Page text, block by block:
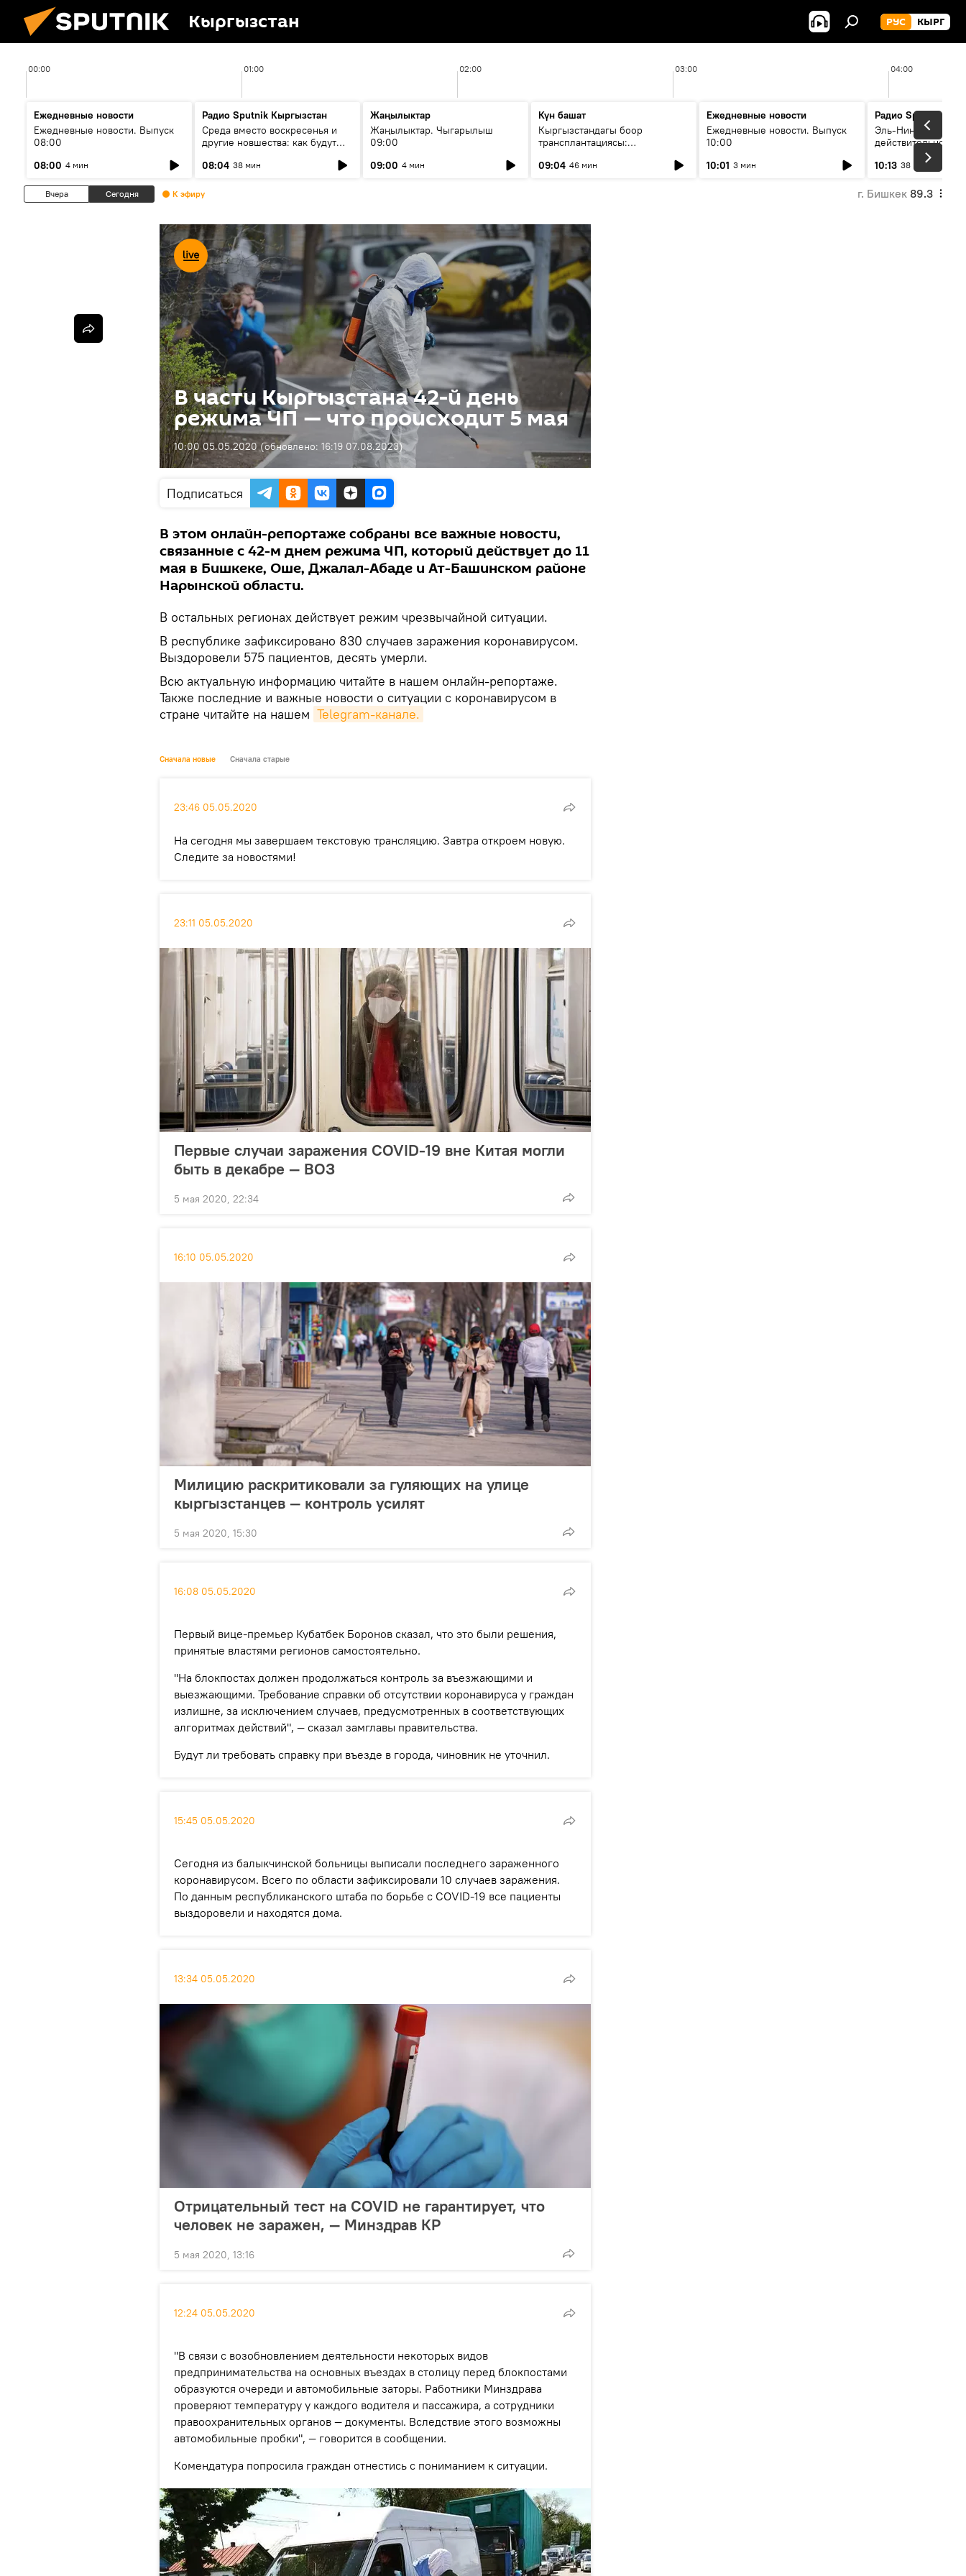
Кыргызстан РУС КЫРГ
00:00 01:00 02:00 03:00 04:00
Ежедневные новости
Ежедневные новости. Выпуск
08:00
08:00 4 мин
Радио Sputnik Кыргызстан
Среда вместо воскресенья и
другие новшества: как будут
08:04 38 мин
Жаңылыктар
Жаңылыктар. Чыгарылыш
09:00
09:00 4 мин
Күн башат
Кыргызстандагы боор
трансплантациясы:
келечеги
09:04 46 мин
Ежедневные новости
Ежедневные новости. Выпуск
10:00
10:01 3 мин
Радио Sputnik
Эль-Ниньо, жара и
действительно
погоду в
10:13 38 мин
Вчера Сегодня К эфиру г. Бишкек 89.3
В части Кыргызстана 42-й день
режима ЧП — что происходит 5 мая
10:00 05.05.2020 (обновлено: 16:19 07.08.2023)
Подписаться
В этом онлайн-репортаже собраны все важные новости,
связанные с 42-м днем режима ЧП, который действует до 11
мая в Бишкеке, Оше, Джалал-Абаде и Ат-Башинском районе
Нарынской области.
В остальных регионах действует режим чрезвычайной ситуации.
В республике зафиксировано 830 случаев заражения коронавирусом.
Выздоровели 575 пациентов, десять умерли.
Всю актуальную информацию читайте в нашем онлайн-репортаже.
Также последние и важные новости о ситуации с коронавирусом в
стране читайте на нашем Telegram-канале.
Сначала новые Сначала старые
23:46 05.05.2020
На сегодня мы завершаем текстовую трансляцию. Завтра откроем новую.
Следите за новостями!
23:11 05.05.2020
Первые случаи заражения COVID-19 вне Китая могли
быть в декабре — ВОЗ
5 мая 2020, 22:34
16:10 05.05.2020
Милицию раскритиковали за гуляющих на улице
кыргызстанцев — контроль усилят
5 мая 2020, 15:30
16:08 05.05.2020
Первый вице-премьер Кубатбек Боронов сказал, что это были решения,
принятые властями регионов самостоятельно.
"На блокпостах должен продолжаться контроль за въезжающими и
выезжающими. Требование справки об отсутствии коронавируса у граждан
излишне, за исключением случаев, предусмотренных в соответствующих
алгоритмах действий", — сказал замглавы правительства.
Будут ли требовать справку при въезде в города, чиновник не уточнил.
15:45 05.05.2020
Сегодня из балыкчинской больницы выписали последнего зараженного
коронавирусом. Всего по области зафиксировали 10 случаев заражения.
По данным республиканского штаба по борьбе с COVID-19 все пациенты
выздоровели и находятся дома.
13:34 05.05.2020
Отрицательный тест на COVID не гарантирует, что
человек не заражен, — Минздрав КР
5 мая 2020, 13:16
12:24 05.05.2020
"В связи с возобновлением деятельности некоторых видов
предпринимательства на основных въездах в столицу перед блокпостами
образуются очереди и автомобильные заторы. Работники Минздрава
проверяют температуру у каждого водителя и пассажира, а сотрудники
правоохранительных органов — документы. Вследствие этого возможны
автомобильные пробки", — говорится в сообщении.
Комендатура попросила граждан отнестись с пониманием к ситуации.